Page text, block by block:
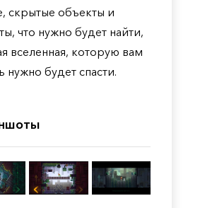
скрытые объекты и
что нужно будет найти,
вселенная, которую вам
нужно будет спасти.